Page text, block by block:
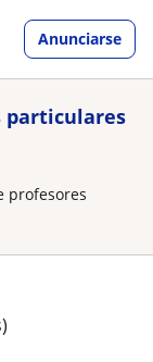
Anunciarse
particulares
profesores